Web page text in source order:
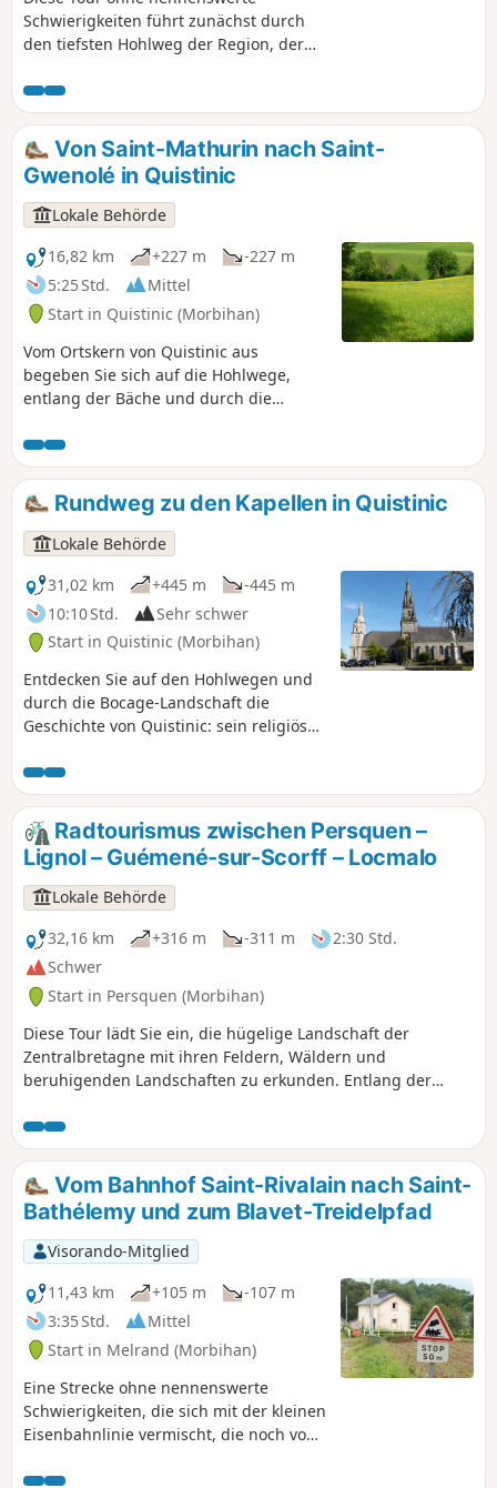
Schwierigkeiten führt zunächst durch
den tiefsten Hohlweg der Region, der
denen majestätische Eichen und
Kastanienbäume thronen. Sie verläuft
entlang des kleinen Baches Chauzel
und schlängelt sich über Wege, die von
mit Moos bewachsenen Trockenmauern
gesäumt sind.
Von Saint-Mathurin nach Saint-
Gwenolé in Quistinic
Lokale Behörde
16,82 km
+227 m
-227 m
5:25 Std.
Mittel
Start in Quistinic (Morbihan)
Vom Ortskern von Quistinic aus
begeben Sie sich auf die Hohlwege,
entlang der Bäche und durch die
Gemeinde zu erkunden. Entdecken Sie
die Geschichte von Quistinic, seine
Kapellen, Kalvarienberge,
Bauernhäuser, Mühlen usw. Diese Route
deckt den westlichen Teil des
Kapellenrundwegs ab.
Rundweg zu den Kapellen in Quistinic
Lokale Behörde
31,02 km
+445 m
-445 m
10:10 Std.
Sehr schwer
Start in Quistinic (Morbihan)
Entdecken Sie auf den Hohlwegen und
durch die Bocage-Landschaft die
Geschichte von Quistinic: sein religiöses
und seine Schleusen. Tauchen Sie ein in
das Herz der Wälder und Heideflächen,
überblicken Sie das Blavet-Tal, wandern
Sie entlang der Bäche und lassen Sie
sich von der Schönheit der
Landschaften verzaubern. Eine Route,
die sich für einen Tagesausflug mit
Picknick anbietet.
Radtourismus zwischen Persquen –
Lignol – Guémené-sur-Scorff – Locmalo
Lokale Behörde
32,16 km
+316 m -311 m
2:30 Std.
Schwer
Start in Persquen (Morbihan)
Diese Tour lädt Sie ein, die hügelige Landschaft der
Zentralbretagne mit ihren Feldern, Wäldern und
beruhigenden Landschaften zu erkunden. Entlang der
Kapellen und Kirchen mit bemerkenswerter Architektur, die
für die Öffentlichkeit zugänglich sind und mit
Informationstafeln ausgestattet sind, die ihre Geschichte
nachzeichnen. Die Route führt Sie auch in die Gemeinde
Guémené-sur-Scorff, wo Sie die Bains de la Reine, die
Überreste des Schlosses der Rohan, das Maison Limbour
sowie Fachwerkhäuser entdecken können. Diese
Rundstrecke bietet außerdem herrliche Ausblicke auf die
umliegende Landschaft und ist somit ein kulturelles und
naturverbundenes Erlebnis.
Vom Bahnhof Saint-Rivalain nach Saint-
Bathélemy und zum Blavet-Treidelpfad
Visorando-Mitglied
11,43 km
+105 m
-107 m
3:35 Std.
Mittel
Start in Melrand (Morbihan)
Eine Strecke ohne nennenswerte
Schwierigkeiten, die sich mit der kleinen
Eisenbahnlinie vermischt, die noch von
pflanzliche Rohstoffe zwischen Auray